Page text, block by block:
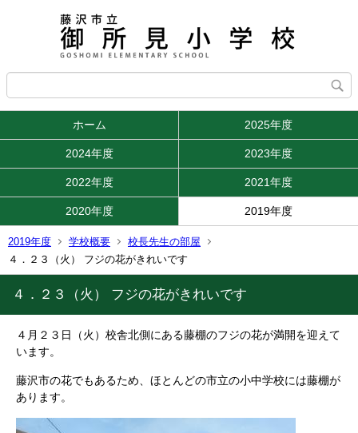
ホーム 2025年度
2024年度 2023年度
2022年度 2021年度
2020年度 2019年度
2019年度 学校概要
校長先生の部屋
４．２３（火） フジの花がきれいです
４．２３（火） フジの花がきれいです
４月２３日（火）校舎北側にある藤棚のフジの花が満開を迎えて
います。
藤沢市の花でもあるため、ほとんどの市立の小中学校には藤棚が
あります。